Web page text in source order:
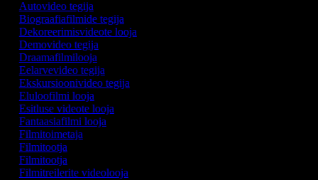
Autovideo tegija
Biograafiafilmide tegija
Dekoreerimisvideote looja
Demovideo tegija
Draamafilmilooja
Eelarvevideo tegija
Ekskursioonivideo tegija
Eluloofilmi looja
Esitluse videote looja
Fantaasiafilmi looja
Filmitoimetaja
Filmitootja
Filmitootja
Filmitreilerite videolooja